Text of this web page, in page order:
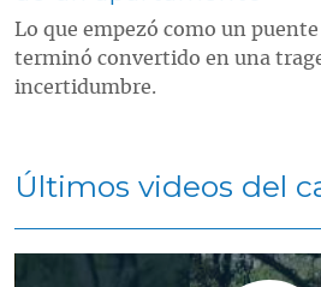
Lo que empezó como un
terminó convertido en una
incertidumbre.
Últimos videos del